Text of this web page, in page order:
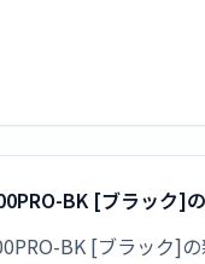
BK [ブラック]
BK [ブラック]